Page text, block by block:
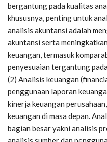
bergantung pada kualitas
khususnya, penting untuk
analisis akuntansi adalah
akuntansi serta
keuangan, termasuk
penyesuaian tergantung
(2) Analisis keuangan
penggunaan laporan
kinerja keuangan
keuangan di masa depan.
bagian besar yakni analisis